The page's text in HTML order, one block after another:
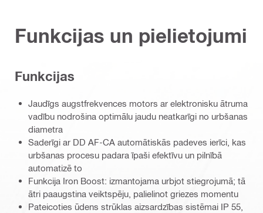
Funkcijas un pielietojumi
Funkcijas
Jaudīgs augstfrekvences motors ar elektronisku ātruma
vadību nodrošina optimālu jaudu neatkarīgi no urbšanas
diametra
Saderīgi ar DD AF-CA automātiskās padeves ierīci, kas
urbšanas procesu padara īpaši efektīvu un pilnībā
automatizē to
Funkcija Iron Boost: izmantojama urbjot stiegrojumā; tā
ātri paaugstina veiktspēju, palielinot griezes momentu
Pateicoties ūdens strūklas aizsardzības sistēmai IP 55,